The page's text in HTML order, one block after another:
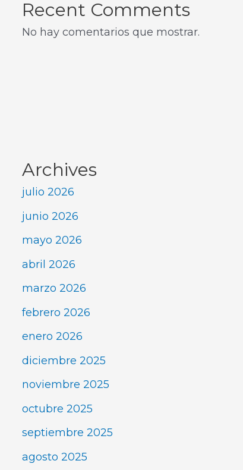
Recent Comments
No hay comentarios que mostrar.
Archives
julio 2026
junio 2026
mayo 2026
abril 2026
marzo 2026
febrero 2026
enero 2026
diciembre 2025
noviembre 2025
octubre 2025
septiembre 2025
agosto 2025